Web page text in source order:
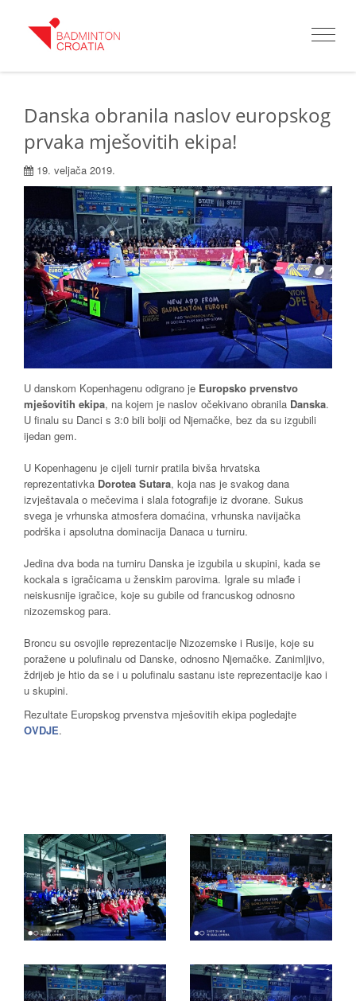
Toggle
Danska obranila naslov europskog
prvaka mješovitih ekipa!
19. veljača 2019.
U danskom Kopenhagenu odigrano je Europsko prvenstvo
mješovitih ekipa, na kojem je naslov očekivano obranila Danska.
U finalu su Danci s 3:0 bili bolji od Njemačke, bez da su izgubili
ijedan gem.
U Kopenhagenu je cijeli turnir pratila bivša hrvatska
reprezentativka Dorotea Sutara, koja nas je svakog dana
izvještavala o mečevima i slala fotografije iz dvorane. Sukus
svega je vrhunska atmosfera domaćina, vrhunska navijačka
podrška i apsolutna dominacija Danaca u turniru.
Jedina dva boda na turniru Danska je izgubila u skupini, kada se
kockala s igračicama u ženskim parovima. Igrale su mlađe i
neiskusnije igračice, koje su gubile od francuskog odnosno
nizozemskog para.
Broncu su osvojile reprezentacije Nizozemske i Rusije, koje su
poražene u polufinalu od Danske, odnosno Njemačke. Zanimljivo,
ždrijeb je htio da se i u polufinalu sastanu iste reprezentacije kao i
u skupini.
Rezultate Europskog prvenstva mješovitih ekipa pogledajte
OVDJE.